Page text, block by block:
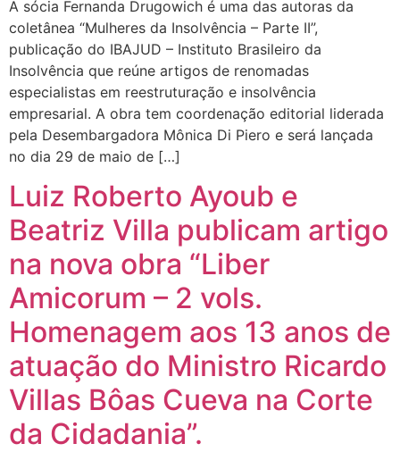
A sócia Fernanda Drugowich é uma das autoras da
coletânea “Mulheres da Insolvência – Parte II”,
publicação do IBAJUD – Instituto Brasileiro da
Insolvência que reúne artigos de renomadas
especialistas em reestruturação e insolvência
empresarial. A obra tem coordenação editorial liderada
pela Desembargadora Mônica Di Piero e será lançada
no dia 29 de maio de […]
Luiz Roberto Ayoub e
Beatriz Villa publicam artigo
na nova obra “Liber
Amicorum – 2 vols.
Homenagem aos 13 anos de
atuação do Ministro Ricardo
Villas Bôas Cueva na Corte
da Cidadania”.